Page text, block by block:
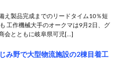
え製品完成までのリードタイム10％短
工作機械大手のオークマは9月2日、グ
会とともに岐阜県可児[…]
み野で大型物流施設の2棟目着工